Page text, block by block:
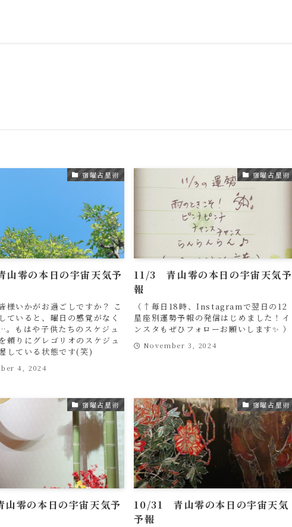
宿曜占星術
零の本日の宇宙天気予
様いかがお過ごしですか？ こ
ていると、曜日の感覚がなく
。もはや子供たちのスケジュ
頼りにグレゴリオのスケジュ
している状態です(笑)
4, 2024
宿曜占星術
11/3 青山零の本日の宇宙天気予
報
（↑毎日18時、Instagramで翌日の12
星座別運勢予報の発信はじめました！イ
ンスタもぜひフォローお願いします✨ ）
November 3, 2024
宿曜占星術
零の本日の宇宙天気予
宿曜占星術
10/31 青山零の本日の宇宙天気
予報